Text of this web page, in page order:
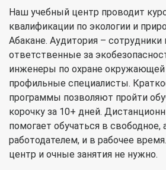
Наш учебный центр проводит
квалификации по экологии и
Абакане. Аудитория – сотрудники
ответственные за
инженеры по охране
профильные специалисты.
программы позволяют пройти
корочку за 10+ дней.
помогает обучаться в свободное,
работодателем, и в рабочее
центр и очные занятия не нужно.